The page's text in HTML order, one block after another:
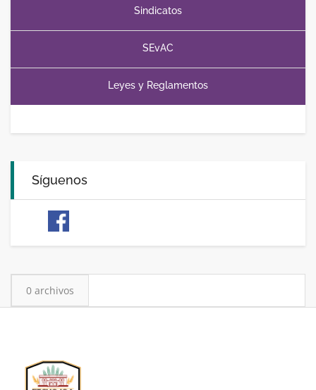
Sindicatos
SEvAC
Leyes y Reglamentos
Síguenos
0 archivos